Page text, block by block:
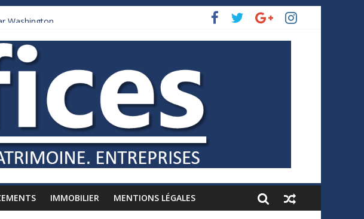
IMMOBILIER MENTIONS LÉGALES